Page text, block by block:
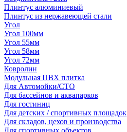
Плинтус алюминиевый
Плинтус из нержавеющей стали
Угол
Угол 100мм
Угол 55мм
Угол 58мм
Угол 72мм
Ковролин
Модульная ПВХ плитка
Для Автомойки/СТО
Для бассейнов и аквапарков
Для гостиниц
Для детских / спортивных площадок
Для складов, цехов и производства
Для спортивных объектов